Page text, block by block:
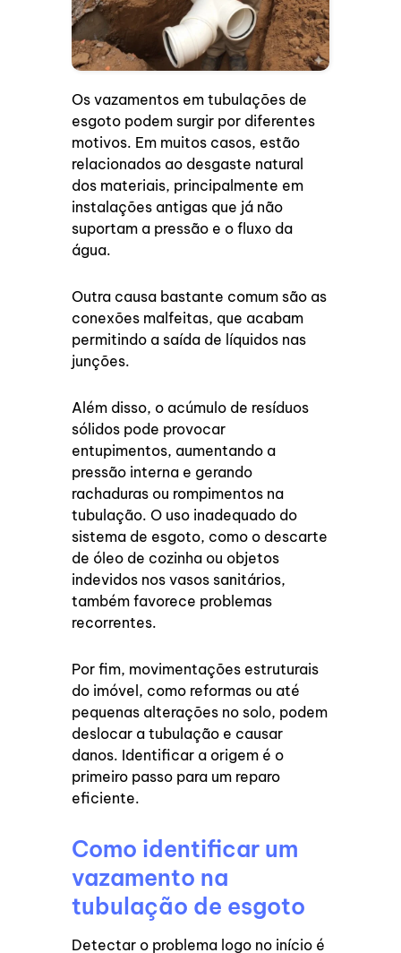
Os vazamentos em tubulações de
esgoto podem surgir por diferentes
motivos. Em muitos casos, estão
relacionados ao desgaste natural
dos materiais, principalmente em
instalações antigas que já não
suportam a pressão e o fluxo da
água.
Outra causa bastante comum são as
conexões malfeitas, que acabam
permitindo a saída de líquidos nas
junções.
Além disso, o acúmulo de resíduos
sólidos pode provocar
entupimentos, aumentando a
pressão interna e gerando
rachaduras ou rompimentos na
tubulação. O uso inadequado do
sistema de esgoto, como o descarte
de óleo de cozinha ou objetos
indevidos nos vasos sanitários,
também favorece problemas
recorrentes.
Por fim, movimentações estruturais
do imóvel, como reformas ou até
pequenas alterações no solo, podem
deslocar a tubulação e causar
danos. Identificar a origem é o
primeiro passo para um reparo
eficiente.
Como identificar um
vazamento na
tubulação de esgoto
Detectar o problema logo no início é